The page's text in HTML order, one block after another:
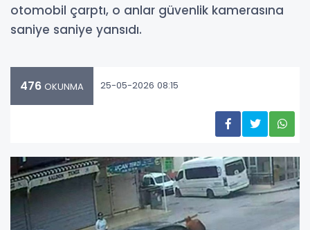
otomobil çarptı, o anlar güvenlik kamerasına
saniye saniye yansıdı.
476 OKUNMA 25-05-2026 08:15